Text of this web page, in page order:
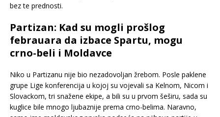
bez te prednosti.
Partizan: Kad su mogli prošlog
febrauara da izbace Spartu, mogu
crno-beli i Moldavce
Niko u Partizanu nije bio nezadovoljan žrebom. Posle paklene
grupe Lige konferencija u kojoj su vojevali sa Kelnom, Nicom i
Slovackom, tri snažene ekipe, a bili su u prvom šeširu, sada su
kuglice bile mnogo ljubaznije prema crno-belima. Naravno,